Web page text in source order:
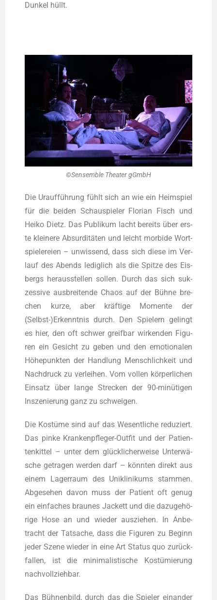
Dun­kel hüllt.
©Sen­sem­ble Thea­ter gGmbH
Die Urauf­füh­rung fühlt sich an wie ein Heim­spiel
für die bei­den Schau­spie­ler Flo­ri­an Fisch und
Hei­ko Dietz. Das Publi­kum lacht bereits über ers­
te klei­ne­re Absur­di­tä­ten und leicht mor­bi­de Wort­
spie­le­rei­en – unwis­send, dass sich die­se im Ver­
lauf des Abends ledig­lich als die Spit­ze des Eis­
bergs her­aus­stel­len sol­len. Durch das sich suk­
zes­si­ve aus­brei­ten­de Cha­os auf der Büh­ne bre­
chen kur­ze, aber kräf­ti­ge Momen­te der
(Selbst-)Erkenntnis durch. Den Spie­lern gelingt
es hier, den oft schwer greif­bar wir­ken­den Figu­
ren ein Gesicht zu geben und den emo­tio­na­len
Höhe­punk­ten der Hand­lung Mensch­lich­keit und
Nach­druck zu ver­lei­hen. Vom vol­len kör­per­li­chen
Ein­satz über lan­ge Stre­cken der 90-minü­ti­gen
Insze­nie­rung ganz zu schweigen.
Die Kos­tü­me sind auf das Wesent­li­che redu­ziert.
Das pin­ke Kran­ken­pfle­ger-Out­fit und der Pati­en­
ten­kit­tel – unter dem glück­li­cher­wei­se Unter­wä­
sche getra­gen wer­den darf – könn­ten direkt aus
einem Lager­raum des Uni­kli­ni­kums stam­men.
Abge­se­hen davon muss der Pati­ent oft genug
ein ein­fa­ches brau­nes Jackett und die dazu­ge­hö­
ri­ge Hose an und wie­der aus­zie­hen. In Anbe­
tracht der Tat­sa­che, dass die Figu­ren zu Beginn
jeder Sze­ne wie­der in eine Art Sta­tus quo zurück­
fal­len, ist die mini­ma­lis­ti­sche Kos­tü­mie­rung
nachvollziehbar.
Das Büh­nen­bild, durch das die Spie­ler ein­an­der